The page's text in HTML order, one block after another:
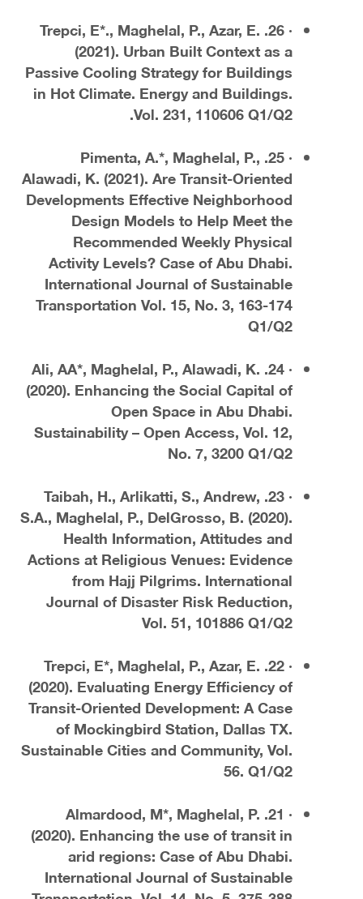
· 26. Trepci, E*., Maghelal, P., Azar, E.
(2021). Urban Built Context as a
Passive Cooling Strategy for Buildings
in Hot Climate. Energy and Buildings.
Vol. 231, 110606 Q1/Q2.
· 25. Pimenta, A.*, Maghelal, P.,
Alawadi, K. (2021). Are Transit-Oriented
Developments Effective Neighborhood
Design Models to Help Meet the
Recommended Weekly Physical
Activity Levels? Case of Abu Dhabi.
International Journal of Sustainable
Transportation Vol. 15, No. 3, 163-174
Q1/Q2
· 24. Ali, AA*, Maghelal, P., Alawadi, K.
(2020). Enhancing the Social Capital of
Open Space in Abu Dhabi.
Sustainability – Open Access, Vol. 12,
No. 7, 3200 Q1/Q2
· 23. Taibah, H., Arlikatti, S., Andrew,
S.A., Maghelal, P., DelGrosso, B. (2020).
Health Information, Attitudes and
Actions at Religious Venues: Evidence
from Hajj Pilgrims. International
Journal of Disaster Risk Reduction,
Vol. 51, 101886 Q1/Q2
· 22. Trepci, E*, Maghelal, P., Azar, E.
(2020). Evaluating Energy Efficiency of
Transit-Oriented Development: A Case
of Mockingbird Station, Dallas TX.
Sustainable Cities and Community, Vol.
56. Q1/Q2
· 21. Almardood, M*, Maghelal, P.
(2020). Enhancing the use of transit in
arid regions: Case of Abu Dhabi.
International Journal of Sustainable